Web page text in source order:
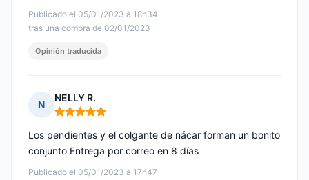
Publicado el 05/01/2023 à 18h34
tras una compra de 02/01/2023
Opinión traducida
N
NELLY R.
Nota: 5 de 5
Publicado el 05/01/2023 à 17h47
Los pendientes y el colgante de nácar forman un bonito
conjunto Entrega por correo en 8 días